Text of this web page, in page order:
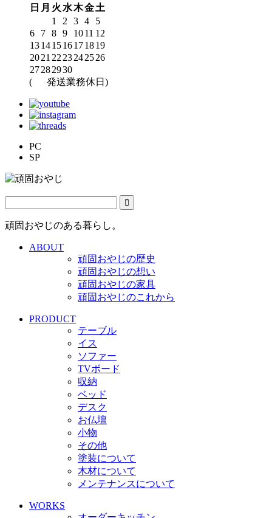
日 月 火 水木金土
1
2 3 4
5
6
7 8 9 1011 12
13141516171819
2021 22 23242526
27282930
(
発送業務休日)
PC
SP
頑固おやじのある暮らし。
ABOUT
頑固おやじの歴史
頑固おやじの想い
頑固おやじの家具
頑固おやじのこれから
PRODUCT
テーブル
イス
ソファー
TVボード
収納
ベッド
デスク
お仏壇
小物
その他
塗装について
木材について
メンテナンスについて
WORKS